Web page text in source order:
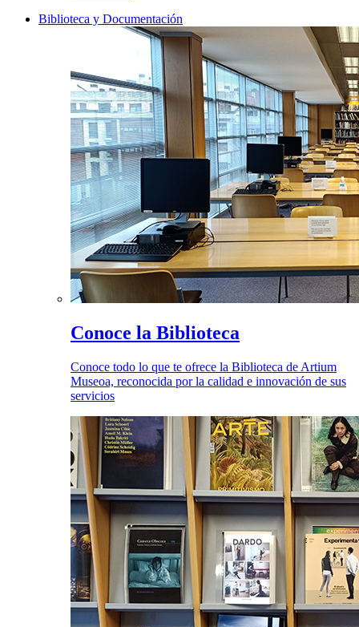
Biblioteca y Documentación
Conoce la Biblioteca
Conoce todo lo que te ofrece la Biblioteca de Artium
Museoa, reconocida por la calidad e innovación de sus
servicios